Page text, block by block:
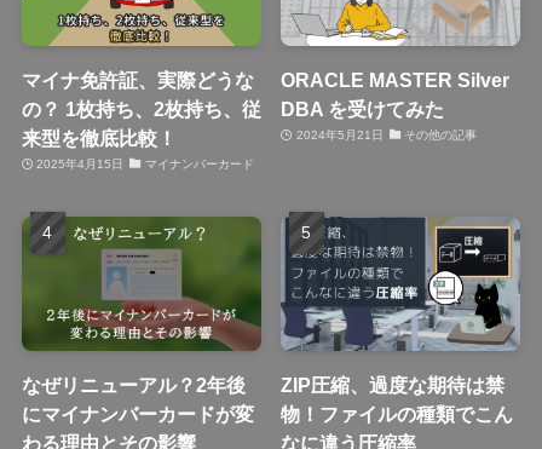
マイナ免許証、実際どうな
の？ 1枚持ち、2枚持ち、従
来型を徹底比較！
2025年4月15日 マイナンバーカード
ORACLE MASTER Silver
DBA を受けてみた
2024年5月21日 その他の記事
なぜリニューアル？2年後
にマイナンバーカードが変
わる理由とその影響
ZIP圧縮、過度な期待は禁
物！ファイルの種類でこん
なに違う圧縮率